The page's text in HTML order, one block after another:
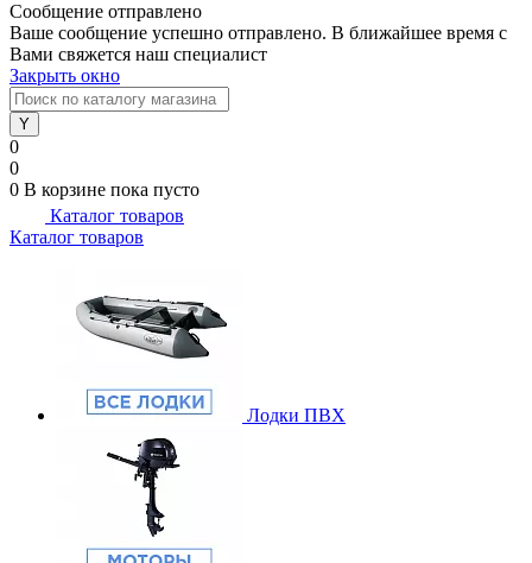
Сообщение отправлено
Ваше сообщение успешно отправлено. В ближайшее время с
Вами свяжется наш специалист
Закрыть окно
0
0
0 В корзине пока пусто
Каталог товаров
Каталог товаров
Лодки ПВХ